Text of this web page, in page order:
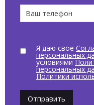
Я даю свое
персональных
условиями
персональных
Политики
Отправить